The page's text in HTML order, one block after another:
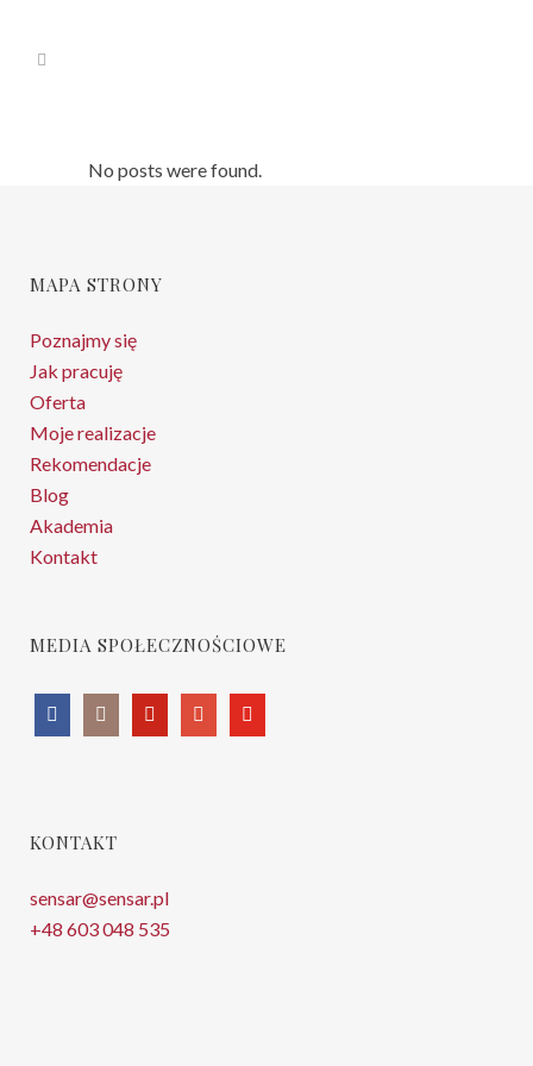
No posts were found.
MAPA STRONY
Poznajmy się
Jak pracuję
Oferta
Moje realizacje
Rekomendacje
Blog
Akademia
Kontakt
MEDIA SPOŁECZNOŚCIOWE
KONTAKT
sensar@sensar.pl
+48 603 048 535